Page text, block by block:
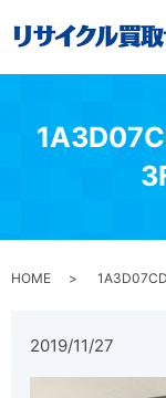
HOME
2019/11/27